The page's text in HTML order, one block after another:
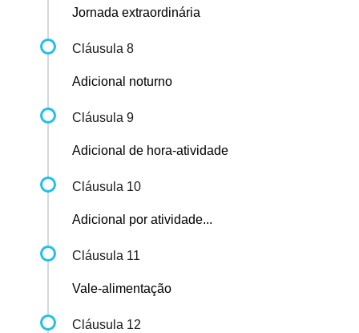
Jornada extraordinária
Cláusula 8
Adicional noturno
Cláusula 9
Adicional de hora-atividade
Cláusula 10
Adicional por atividade...
Cláusula 11
Vale-alimentação
Cláusula 12